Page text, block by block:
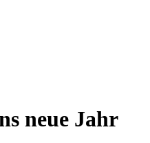
neue Jahr